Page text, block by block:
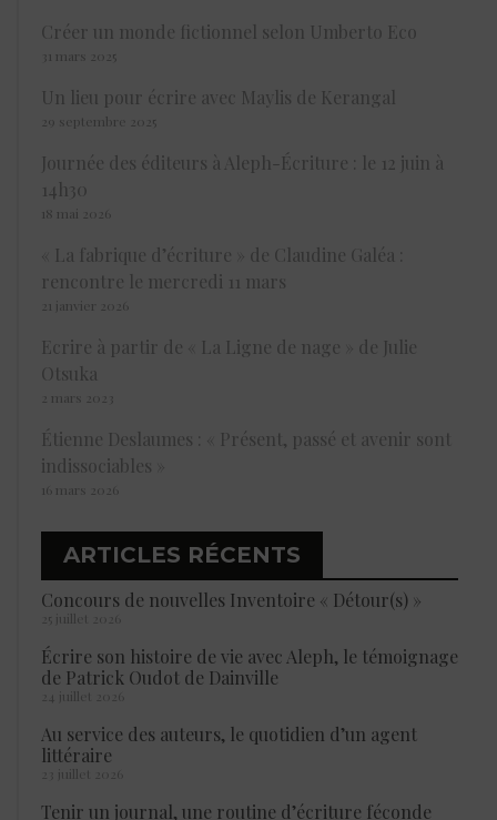
Créer un monde fictionnel selon Umberto Eco
31 mars 2025
Un lieu pour écrire avec Maylis de Kerangal
29 septembre 2025
Journée des éditeurs à Aleph-Écriture : le 12 juin à
14h30
18 mai 2026
« La fabrique d’écriture » de Claudine Galéa :
rencontre le mercredi 11 mars
21 janvier 2026
Ecrire à partir de « La Ligne de nage » de Julie
Otsuka
2 mars 2023
Étienne Deslaumes : « Présent, passé et avenir sont
indissociables »
16 mars 2026
ARTICLES RÉCENTS
Concours de nouvelles Inventoire « Détour(s) »
25 juillet 2026
Écrire son histoire de vie avec Aleph, le témoignage
de Patrick Oudot de Dainville
24 juillet 2026
Au service des auteurs, le quotidien d’un agent
littéraire
23 juillet 2026
Tenir un journal, une routine d’écriture féconde